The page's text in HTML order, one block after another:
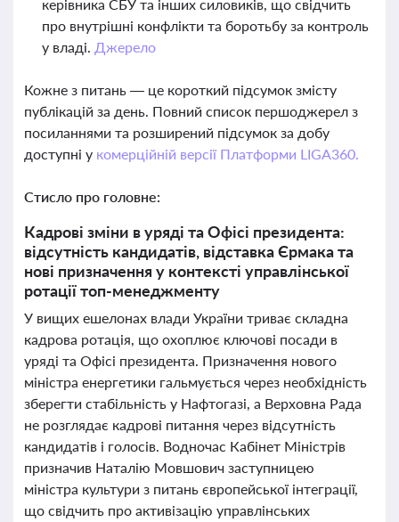
керівника СБУ та інших силовиків, що свідчить
про внутрішні конфлікти та боротьбу за контроль
у владі. Джерело
Кожне з питань — це короткий підсумок змісту
публікацій за день. Повний список першоджерел з
посиланнями та розширений підсумок за добу
доступні у комерційній версії Платформи LIGA360.
Стисло про головне:
Кадрові зміни в уряді та Офісі президента:
відсутність кандидатів, відставка Єрмака та
нові призначення у контексті управлінської
ротації топ-менеджменту
У вищих ешелонах влади України триває складна
кадрова ротація, що охоплює ключові посади в
уряді та Офісі президента. Призначення нового
міністра енергетики гальмується через необхідність
зберегти стабільність у Нафтогазі, а Верховна Рада
не розглядає кадрові питання через відсутність
кандидатів і голосів. Водночас Кабінет Міністрів
призначив Наталію Мовшович заступницею
міністра культури з питань європейської інтеграції,
що свідчить про активізацію управлінських